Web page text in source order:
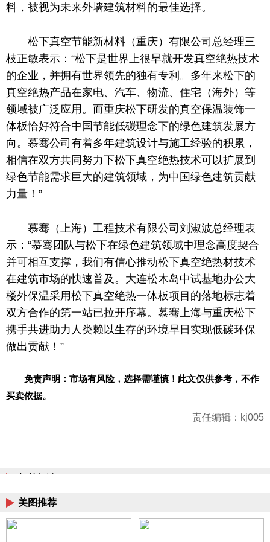
料，被视为未来外墙建筑材料的最佳选择。
松下真空节能新材料（重庆）有限公司 总经理三
枝正敏表示：“松下是世界上很早就开发真空绝热技术
的企业 ， 并拥有世界领先的独有专利。多年来松下的
真空绝热产品在家电、汽车、物流、住宅（海外）等
领域被广泛应用。而重庆松下研发的真空保温装饰一
体板恰好符合中国节能低碳理念下的绿色建筑发展方
向。慕骞公司有着多年建筑设计与施工经验的积累，
相信在双方共同努力下松下真空绝热技术可以扩展到
绿色节能需求巨大的建筑领域，为中国绿色建筑贡献
力量！”
慕骞（上海）工程技术有限公司刘淑波总经理表
示：“慕骞团队与松下在绿色建筑领域中理念高度契合
并可相互支撑，我们有信心推动松下真空绝热材技术
在建筑市场的快速普及。大连松木岛中试基地办公大
楼外保温采用松下真空绝热一体板项目的落地标志着
双方合作的第一站已拉开序幕。慕骞上海与重庆松下
携手共进助力人类赖以生存的环境早日实现低碳环保
做出贡献！”
免责声明：市场有风险，选择需谨慎！此文仅供参考，不作
买卖依据。
责任编辑：kj005
相关阅读
美图推荐